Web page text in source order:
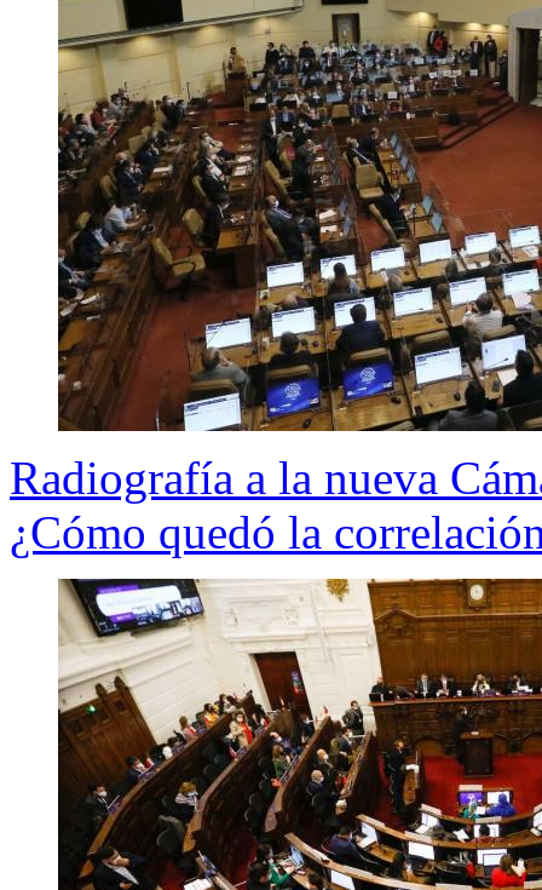
Radiografía a la nueva
¿Cómo quedó la